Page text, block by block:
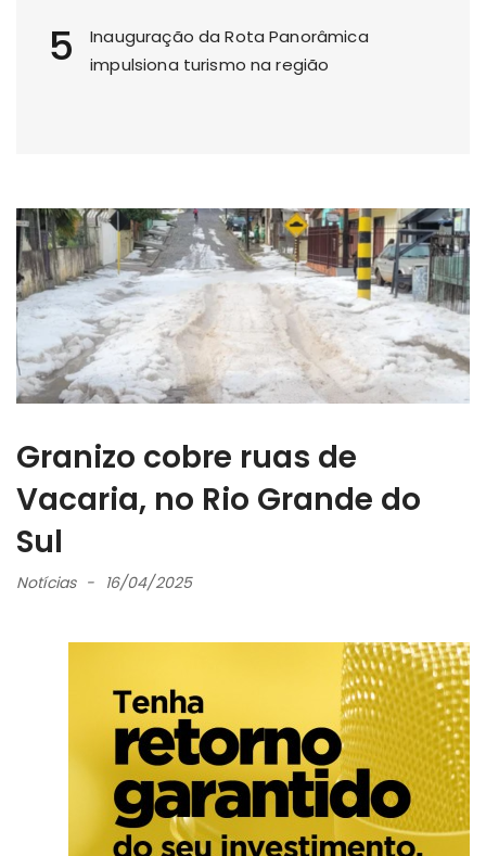
5
Inauguração da Rota Panorâmica
impulsiona turismo na região
Granizo cobre ruas de
Vacaria, no Rio Grande do
Sul
Notícias 16/04/2025